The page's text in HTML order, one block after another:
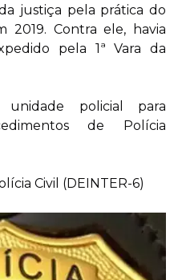
justiça pela prática do
2019. Contra ele, havia
pela 1ª Vara da
policial para
de Polícia
Civil (DEINTER-6)